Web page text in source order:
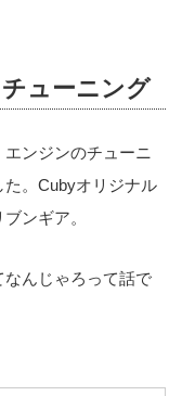
ューニング
ンジンのチューニ
。Cubyオリジナル
ンギア。
んじゃろって話で